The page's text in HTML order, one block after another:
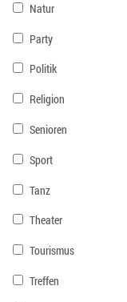
Natur
Party
Politik
Religion
Senioren
Sport
Tanz
Theater
Tourismus
Treffen